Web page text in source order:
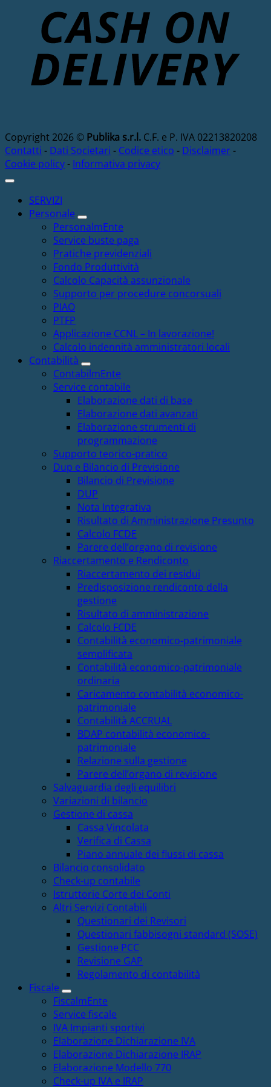
Copyright 2026 © Publika s.r.l. C.F. e P. IVA 02213820208
Contatti - Dati Societari - Codice etico - Disclaimer-
Cookie policy- Informativa privacy
SERVIZI
Personale
PersonalmEnte
Service buste paga
Pratiche previdenziali
Fondo Produttività
Calcolo Capacità assunzionale
Supporto per procedure concorsuali
PIAO
PTFP
Applicazione CCNL – In lavorazione!
Calcolo indennità amministratori locali
Contabilità
ContabilmEnte
Service contabile
Elaborazione dati di base
Elaborazione dati avanzati
Elaborazione strumenti di
programmazione
Supporto teorico-pratico
Dup e Bilancio di Previsione
Bilancio di Previsione
DUP
Nota Integrativa
Risultato di Amministrazione Presunto
Calcolo FCDE
Parere dell’organo di revisione
Riaccertamento e Rendiconto
Riaccertamento dei residui
Predisposizione rendiconto della
gestione
Risultato di amministrazione
Calcolo FCDE
Contabilità economico-patrimoniale
semplificata
Contabilità economico-patrimoniale
ordinaria
Caricamento contabilità economico-
patrimoniale
Contabilità ACCRUAL
BDAP contabilità economico-
patrimoniale
Relazione sulla gestione
Parere dell’organo di revisione
Salvaguardia degli equilibri
Variazioni di bilancio
Gestione di cassa
Cassa Vincolata
Verifica di Cassa
Piano annuale dei flussi di cassa
Bilancio consolidato
Check-up contabile
Istruttorie Corte dei Conti
Altri Servizi Contabili
Questionari dei Revisori
Questionari fabbisogni standard (SOSE)
Gestione PCC
Revisione GAP
Regolamento di contabilità
Fiscale
FiscalmEnte
Service fiscale
IVA Impianti sportivi
Elaborazione Dichiarazione IVA
Elaborazione Dichiarazione IRAP
Elaborazione Modello 770
Check-up IVA e IRAP